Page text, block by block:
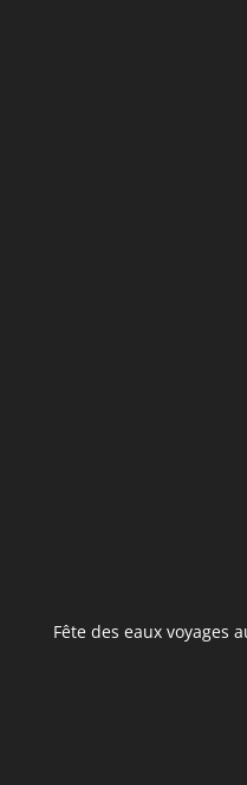
Fête des eaux voyages